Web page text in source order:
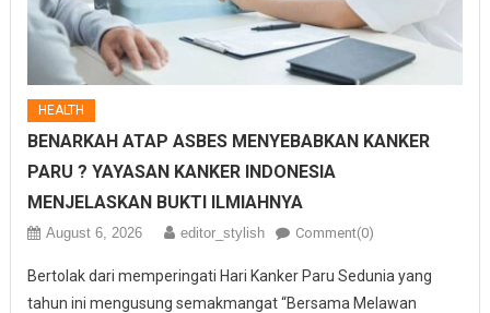
HEALTH
BENARKAH ATAP ASBES MENYEBABKAN KANKER
PARU ? YAYASAN KANKER INDONESIA
MENJELASKAN BUKTI ILMIAHNYA
August 6, 2026 editor_stylish Comment(0)
Bertolak dari memperingati Hari Kanker Paru Sedunia yang
tahun ini mengusung semakmangat “Bersama Melawan